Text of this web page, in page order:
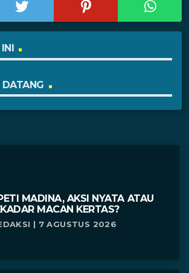
MADINA, AKSI NYATA ATAU
MACAN KERTAS?
| 7 AGUSTUS 2026